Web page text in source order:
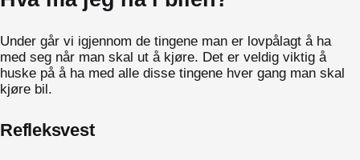
Under går vi igjennom de tingene man er lovpålagt å ha
med seg når man skal ut å kjøre. Det er veldig viktig å
huske på å ha med alle disse tingene hver gang man skal
kjøre bil.
Refleksvest